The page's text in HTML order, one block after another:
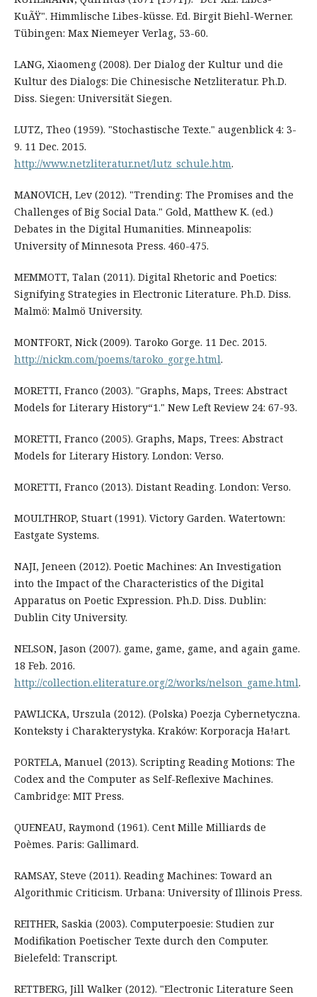
KuÃŸ". Himmlische Libes-küsse. Ed. Birgit Biehl-Werner.
Tübingen: Max Niemeyer Verlag, 53-60.
LANG, Xiaomeng (2008). Der Dialog der Kultur und die
Kultur des Dialogs: Die Chinesische Netzliteratur. Ph.D.
Diss. Siegen: Universität Siegen.
LUTZ, Theo (1959). "Stochastische Texte." augenblick 4: 3-
9. 11 Dec. 2015.
http://www.netzliteratur.net/lutz_schule.htm.
MANOVICH, Lev (2012). "Trending: The Promises and the
Challenges of Big Social Data." Gold, Matthew K. (ed.)
Debates in the Digital Humanities. Minneapolis:
University of Minnesota Press. 460-475.
MEMMOTT, Talan (2011). Digital Rhetoric and Poetics:
Signifying Strategies in Electronic Literature. Ph.D. Diss.
Malmö: Malmö University.
MONTFORT, Nick (2009). Taroko Gorge. 11 Dec. 2015.
http://nickm.com/poems/taroko_gorge.html.
MORETTI, Franco (2003). "Graphs, Maps, Trees: Abstract
Models for Literary History“1." New Left Review 24: 67-93.
MORETTI, Franco (2005). Graphs, Maps, Trees: Abstract
Models for Literary History. London: Verso.
MORETTI, Franco (2013). Distant Reading. London: Verso.
MOULTHROP, Stuart (1991). Victory Garden. Watertown:
Eastgate Systems.
NAJI, Jeneen (2012). Poetic Machines: An Investigation
into the Impact of the Characteristics of the Digital
Apparatus on Poetic Expression. Ph.D. Diss. Dublin:
Dublin City University.
NELSON, Jason (2007). game, game, game, and again game.
18 Feb. 2016.
http://collection.eliterature.org/2/works/nelson_game.html.
PAWLICKA, Urszula (2012). (Polska) Poezja Cybernetyczna.
Konteksty i Charakterystyka. Kraków: Korporacja Ha!art.
PORTELA, Manuel (2013). Scripting Reading Motions: The
Codex and the Computer as Self-Reflexive Machines.
Cambridge: MIT Press.
QUENEAU, Raymond (1961). Cent Mille Milliards de
Poèmes. Paris: Gallimard.
RAMSAY, Steve (2011). Reading Machines: Toward an
Algorithmic Criticism. Urbana: University of Illinois Press.
REITHER, Saskia (2003). Computerpoesie: Studien zur
Modifikation Poetischer Texte durch den Computer.
Bielefeld: Transcript.
RETTBERG, Jill Walker (2012). "Electronic Literature Seen